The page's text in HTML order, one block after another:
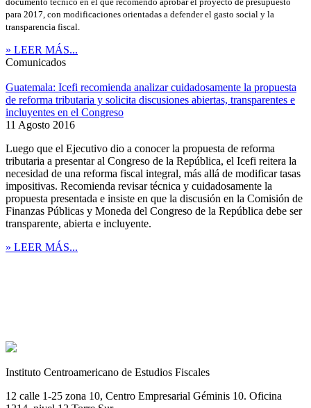
para 2017, con modificaciones orientadas a defender el gasto social y la
transparencia fiscal.
» LEER MÁS...
Comunicados
Guatemala: Icefi recomienda analizar cuidadosamente la propuesta
de reforma tributaria y solicita discusiones abiertas, transparentes e
incluyentes en el Congreso
11 Agosto 2016
Luego que el Ejecutivo dio a conocer la propuesta de reforma
tributaria a presentar al Congreso de la República, el Icefi reitera la
necesidad de una reforma fiscal integral, más allá de modificar tasas
impositivas. Recomienda revisar técnica y cuidadosamente la
propuesta presentada e insiste en que la discusión en la Comisión de
Finanzas Públicas y Moneda del Congreso de la República debe ser
transparente, abierta e incluyente.
» LEER MÁS...
Instituto Centroamericano de Estudios Fiscales
12 calle 1-25 zona 10, Centro Empresarial Géminis 10. Oficina